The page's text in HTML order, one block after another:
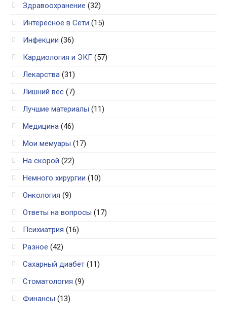
Здравоохранение (32)
Интересное в Сети (15)
Инфекции (36)
Кардиология и ЭКГ (57)
Лекарства (31)
Лишний вес (7)
Лучшие материалы (11)
Медицина (46)
Мои мемуары (17)
На скорой (22)
Немного хирургии (10)
Онкология (9)
Ответы на вопросы (17)
Психиатрия (16)
Разное (42)
Сахарный диабет (11)
Стоматология (9)
Финансы (13)